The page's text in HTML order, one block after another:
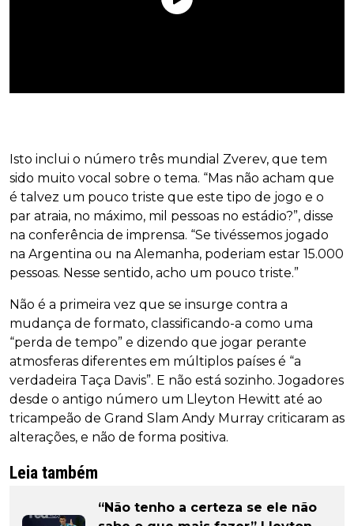
Isto inclui o número três mundial Zverev, que tem
sido muito vocal sobre o tema. “Mas não acham que
é talvez um pouco triste que este tipo de jogo e o
par atraia, no máximo, mil pessoas no estádio?”, disse
na conferência de imprensa. “Se tivéssemos jogado
na Argentina ou na Alemanha, poderiam estar 15.000
pessoas. Nesse sentido, acho um pouco triste.”
Não é a primeira vez que se insurge contra a
mudança de formato, classificando-a como uma
“perda de tempo” e dizendo que jogar perante
atmosferas diferentes em múltiplos países é “a
verdadeira Taça Davis”. E não está sozinho. Jogadores
desde o antigo número um Lleyton Hewitt até ao
tricampeão de Grand Slam Andy Murray criticaram as
alterações, e não de forma positiva.
Leia também
“Não tenho a certeza se ele não